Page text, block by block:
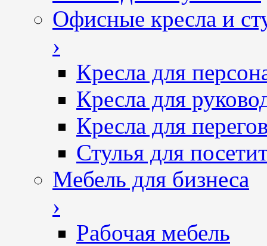
Офисные кресла и
›
Кресла для
Кресла для
Кресла для
Стулья для
Мебель для бизнеса
›
Рабочая мебель